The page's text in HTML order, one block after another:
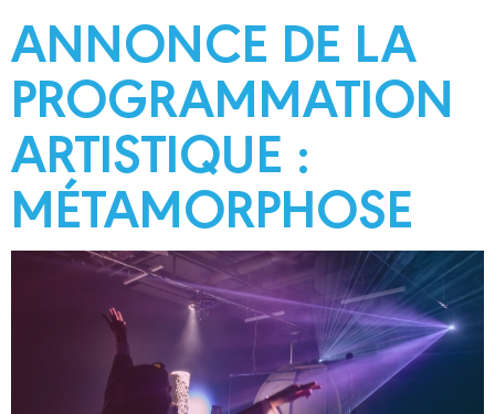
ANNONCE DE LA
PROGRAMMATION
ARTISTIQUE :
MÉTAMORPHOSE